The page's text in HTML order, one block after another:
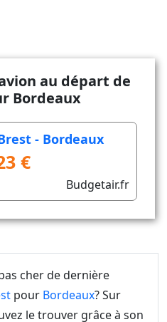
au départ de
Bordeaux
- Bordeaux
€
Budgetair.fr
cher de dernière
pour Bordeaux? Sur
le trouver grâce à son